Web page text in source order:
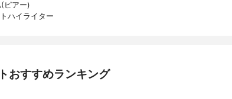
ピアー)
ハイライター
おすすめランキング